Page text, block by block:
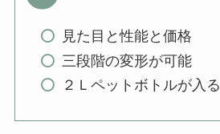
見た目と性能と価格
三段階の変形が可能
２Ｌペットボトルが入る